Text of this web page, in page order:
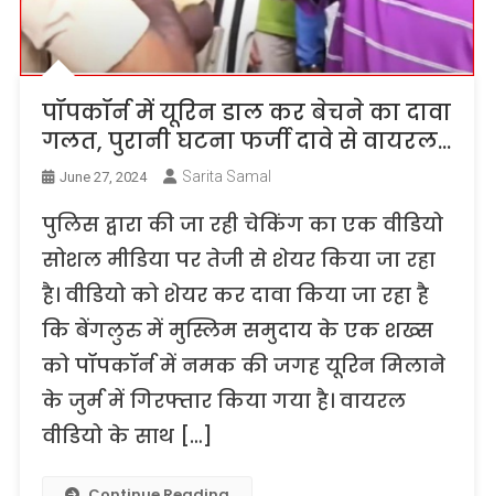
पॉपकॉर्न में यूरिन डाल कर बेचने का दावा
गलत, पुरानी घटना फर्जी दावे से वायरल…
June 27, 2024 Sarita Samal
पुलिस द्वारा की जा रही चेकिंग का एक वीडियो
सोशल मीडिया पर तेजी से शेयर किया जा रहा
है। वीडियो को शेयर कर दावा किया जा रहा है
कि बेंगलुरु में मुस्लिम समुदाय के एक शख्स
को पॉपकॉर्न में नमक की जगह यूरिन मिलाने
के जुर्म में गिरफ्तार किया गया है। वायरल
वीडियो के साथ […]